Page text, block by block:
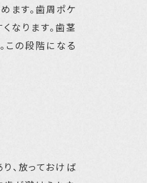
ます。歯周ポケ
なります。歯茎
この段階になる
、放っておけば